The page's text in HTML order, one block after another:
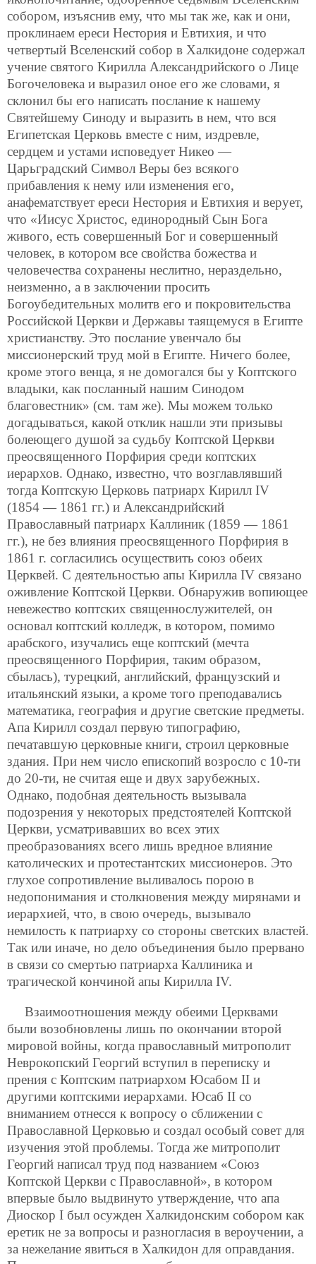
собором, изъяснив ему, что мы так же, как и они,
проклинаем ереси Нестория и Евтихия, и что
четвертый Вселенский собор в Халкидоне содержал
учение святого Кирилла Александрийского о Лице
Богочеловека и выразил оное его же словами, я
склонил бы его написать послание к нашему
Святейшему Синоду и выразить в нем, что вся
Египетская Церковь вместе с ним, издревле,
сердцем и устами исповедует Никео —
Царьградский Символ Веры без всякого
прибавления к нему или изменения его,
анафематствует ереси Нестория и Евтихия и верует,
что «Иисус Христос, единородный Сын Бога
живого, есть совершенный Бог и совершенный
человек, в котором все свойства божества и
человечества сохранены неслитно, нераздельно,
неизменно, а в заключении просить
Богоубедительных молитв его и покровительства
Российской Церкви и Державы таящемуся в Египте
христианству. Это послание увенчало бы
миссионерский труд мой в Египте. Ничего более,
кроме этого венца, я не домогался бы у Коптского
владыки, как посланный нашим Синодом
благовестник» (см. там же). Мы можем только
догадываться, какой отклик нашли эти призывы
болеющего душой за судьбу Коптской Церкви
преосвященного Порфирия среди коптских
иерархов. Однако, известно, что возглавлявший
тогда Коптскую Церковь патриарх Кирилл IV
(1854 — 1861 гг.) и Александрийский
Православный патриарх Каллиник (1859 — 1861
гг.), не без влияния преосвященного Порфирия в
1861 г. согласились осуществить союз обеих
Церквей. C деятельностью апы Кирилла IV связано
оживление Коптской Церкви. Обнаружив вопиющее
невежество коптских священнослужителей, он
основал коптский колледж, в котором, помимо
арабского, изучались еще коптский (мечта
преосвященного Порфирия, таким образом,
сбылась), турецкий, английский, французский и
итальянский языки, а кроме того преподавались
математика, география и другие светские предметы.
Апа Кирилл создал первую типографию,
печатавшую церковные книги, строил церковные
здания. При нем число епископий возросло с 10-ти
до 20-ти, не считая еще и двух зарубежных.
Однако, подобная деятельность вызывала
подозрения у некоторых предстоятелей Коптской
Церкви, усматривавших во всех этих
преобразованиях всего лишь вредное влияние
католических и протестантских миссионеров. Это
глухое сопротивление выливалось порою в
недопонимания и столкновения между мирянами и
иерархией, что, в свою очередь, вызывало
немилость к патриарху со стороны светских властей.
Так или иначе, но дело объединения было прервано
в связи со смертью патриарха Каллиника и
трагической кончиной апы Кирилла IV.
Взаимоотношения между обеими Церквами
были возобновлены лишь по окончании второй
мировой войны, когда православный митрополит
Неврокопский Георгий вступил в переписку и
прения с Коптским патриархом Юсабом II и
другими коптскими иерархами. Юсаб II со
вниманием отнесся к вопросу о сближении с
Православной Церковью и создал особый совет для
изучения этой проблемы. Тогда же митрополит
Георгий написал труд под названием «Союз
Коптской Церкви с Православной», в котором
впервые было выдвинуто утверждение, что апа
Диоскор I был осужден Халкидонским собором как
еретик не за вопросы и разногласия в вероучении, а
за нежелание явиться в Халкидон для оправдания.